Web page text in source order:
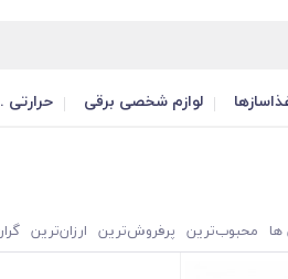
لوازم شخصی برقی
ها محبوب‌‌ترین پرفروش‌ترین ارزان‌ترین